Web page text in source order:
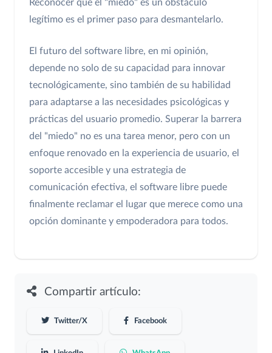
Reconocer que el "miedo" es un obstáculo
legítimo es el primer paso para desmantelarlo.
El futuro del software libre, en mi opinión,
depende no solo de su capacidad para innovar
tecnológicamente, sino también de su habilidad
para adaptarse a las necesidades psicológicas y
prácticas del usuario promedio. Superar la barrera
del "miedo" no es una tarea menor, pero con un
enfoque renovado en la experiencia de usuario, el
soporte accesible y una estrategia de
comunicación efectiva, el software libre puede
finalmente reclamar el lugar que merece como una
opción dominante y empoderadora para todos.
Compartir artículo:
Twitter/X Facebook